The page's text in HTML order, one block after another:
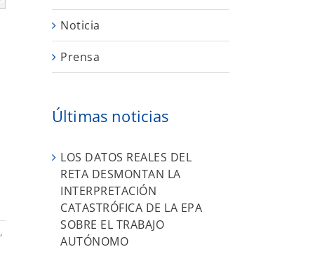
,
Noticia
Prensa
Últimas noticias
LOS DATOS REALES DEL
RETA DESMONTAN LA
INTERPRETACIÓN
CATASTRÓFICA DE LA EPA
SOBRE EL TRABAJO
AUTÓNOMO